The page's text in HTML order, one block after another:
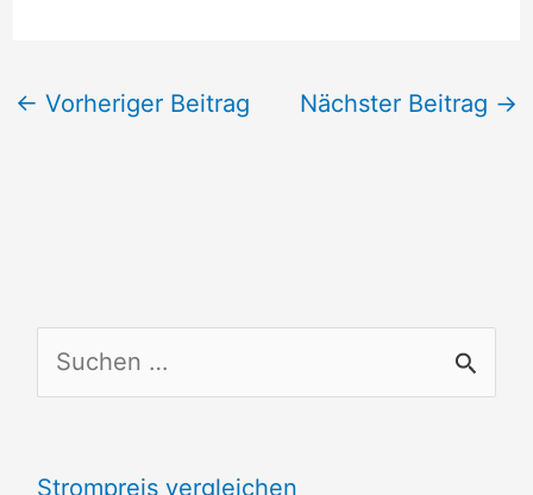
← Vorheriger Beitrag Nächster Beitrag →
u
Strompreis vergleichen